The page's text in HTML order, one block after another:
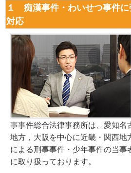
１ 痴漢事件・わいせつ事件に
対応
事事件総合法律事務所は、愛知名
地方，大阪を中心に近畿・関西地
による刑事事件・少年事件の当事
に取り扱っております。